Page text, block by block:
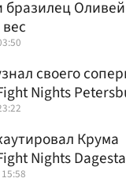
бразилец
своего
Nights
Крума
Nights